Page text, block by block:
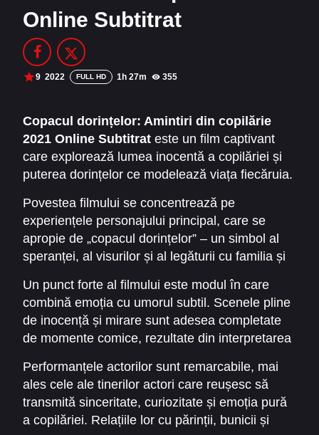
Filme Online 2014 Filme Online 2013
Filme Online 2012
Filme Online 2010
DMCA
SERIALE ONLINE
TERMENI ȘI CONDIȚII
CONTACT
Online Subtitrat
9 2022 FULL HD 1h 27m 355
Copacul dorințelor: Amintiri din copilărie
2021 Online Subtitrat este un film captivant
care explorează lumea inocentă a copilăriei și
puterea dorințelor ce modelează viața fiecăruia.
de sensibilitate, filmul urmărește aventurile și
descoperirile unui copil aflat la începutul
drumului său în viață, surprinzând frumusețea și
dificultățile acestei perioade delicate.
Povestea filmului se concentrează pe
experiențele personajului principal, care se
apropie de „copacul dorințelor” – un simbol al
speranței, al visurilor și al legăturii cu familia și
central, filmul „ Copacul dorințelor: Amintiri
din copilărie 2021 Online Subtitrat”
explorează temele universale ale curiozității,
descoperirii de sine și legăturilor afective care
definesc copilăria. Pe măsură ce copilul
navighează prin diverse întâmplări, spectatorul
este purtat printr-o călătorie emoțională plină de
nostalgie și reflecții asupra propriei vieți.
Un punct forte al filmului este modul în care
combină emoția cu umorul subtil. Scenele pline
de inocență și mirare sunt adesea completate
de momente comice, rezultate din interpretarea
lumea adultă. Această combinație face ca
experiența vizionării să fie plăcută și captivantă,
menținând atenția publicului de la început până
la final.
Performanțele actorilor sunt remarcabile, mai
ales cele ale tinerilor actori care reușesc să
transmită sinceritate, curiozitate și emoția pură
a copilăriei. Relațiile lor cu părinții, bunicii și